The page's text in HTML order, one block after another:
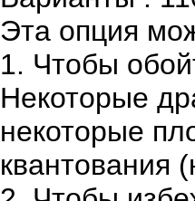
Эта опция
1. Чтобы
Некоторые
некоторые
квантования